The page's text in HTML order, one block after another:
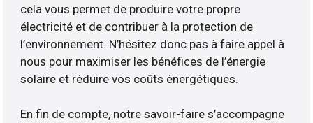
cela vous permet de produire votre propre
électricité et de contribuer à la protection de
l’environnement. N’hésitez donc pas à faire appel à
nous pour maximiser les bénéfices de l’énergie
solaire et réduire vos coûts énergétiques.
En fin de compte, notre savoir-faire s’accompagne